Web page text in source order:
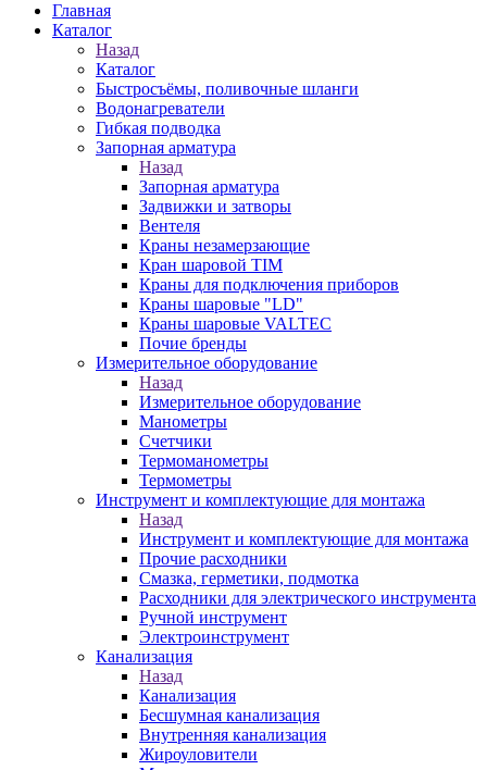
Главная
Каталог
Назад
Каталог
Быстросъёмы, поливочные шланги
Водонагреватели
Гибкая подводка
Запорная арматура
Назад
Запорная арматура
Задвижки и затворы
Вентеля
Краны незамерзающие
Кран шаровой TIM
Краны для подключения приборов
Краны шаровые "LD"
Краны шаровые VALTEC
Почие бренды
Измерительное оборудование
Назад
Измерительное оборудование
Манометры
Счетчики
Термоманометры
Термометры
Инструмент и комплектующие для монтажа
Назад
Инструмент и комплектующие для монтажа
Прочие расходники
Смазка, герметики, подмотка
Расходники для электрического инструмента
Ручной инструмент
Электроинструмент
Канализация
Назад
Канализация
Бесшумная канализация
Внутренняя канализация
Жироуловители